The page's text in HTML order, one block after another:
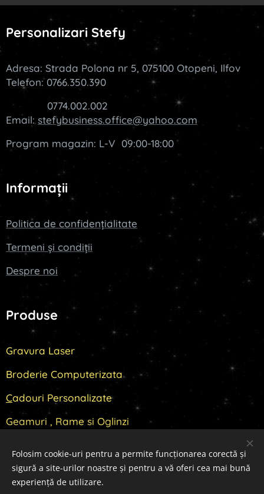
Personalizari Stefy
Adresa: Strada Polona nr 5, 075100 Otopeni, Ilfov
Telefon: 0766.350.390
0774.002.002
Email:stefybusiness.office@yahoo.com
Program magazin: L-V 09:00-18:00
Informații
Politica de confidențialitate
Termeni și condiții
Despre noi
Produse
Gravura Laser
Broderie Computerizata
Cadouri Personalizate
Geamuri , Rame si Oglinzi
Cookie-uri
Folosim cookie-uri pentru a permite funcționarea corectă și
sigură a site-urilor noastre și pentru a vă oferi cea mai bună
experiență de utilizare.